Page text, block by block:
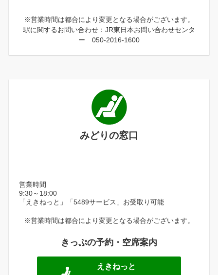
※営業時間は都合により変更となる場合がございます。
駅に関するお問い合わせ：JR東日本お問い合わせセンタ
ー 050-2016-1600
みどりの窓口
営業時間
9:30～18:00
「えきねっと」「5489サービス」お受取り可能
※営業時間は都合により変更となる場合がございます。
きっぷの予約・空席案内
えきねっと